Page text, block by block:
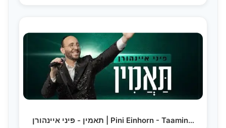
תאמין - פיני איינהורן | Pini Einhorn - Taamin…